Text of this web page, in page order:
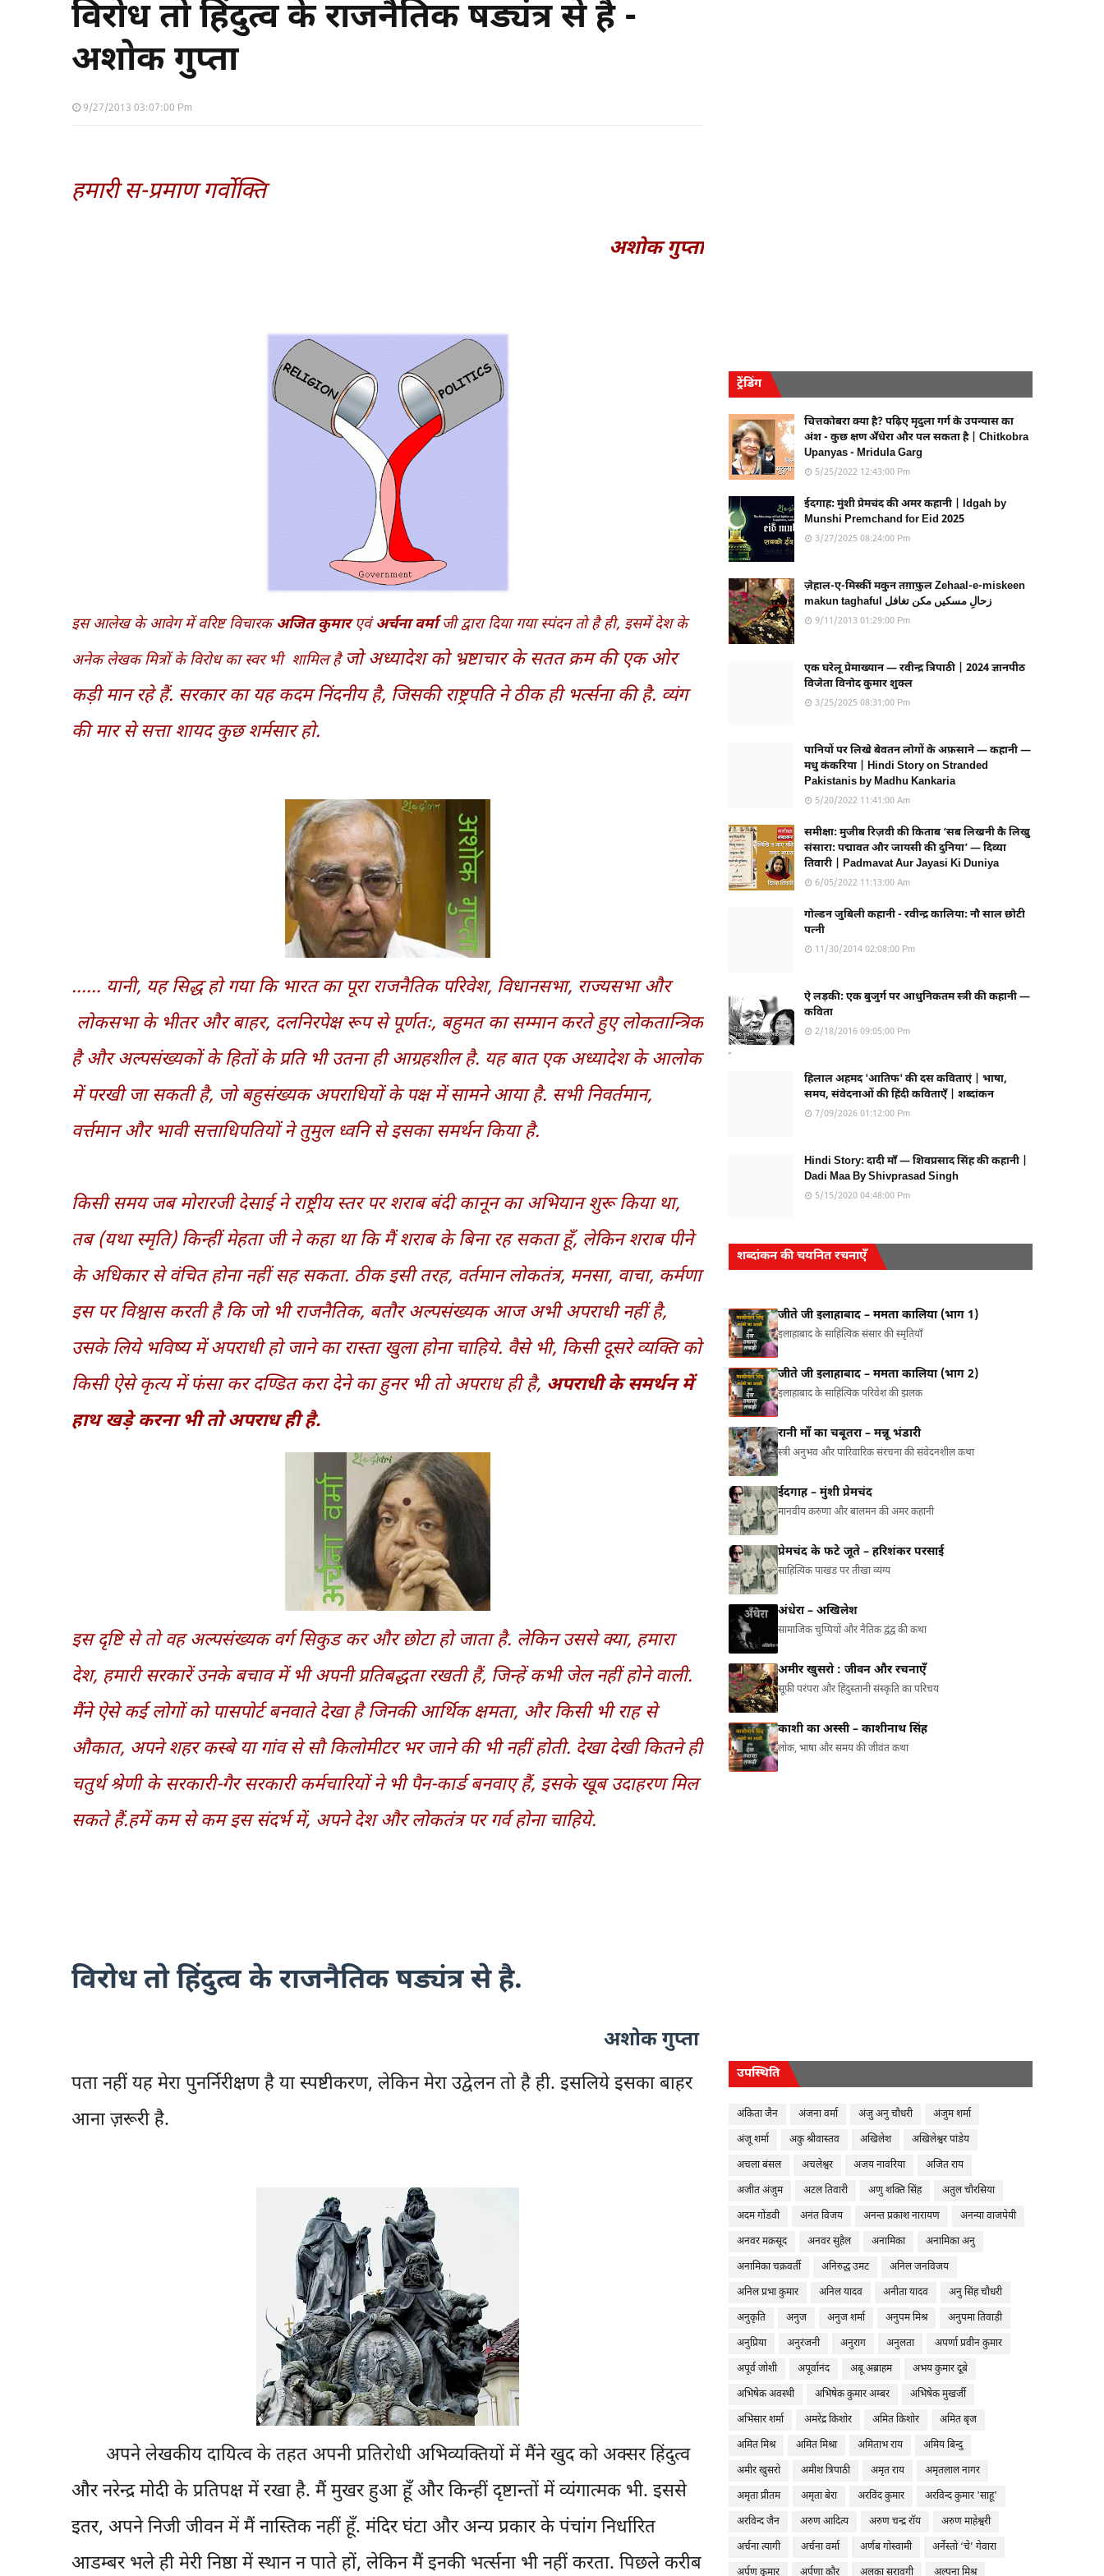
विरोध तो हिंदुत्व के राजनैतिक षड्यंत्र से है -
अशोक गुप्ता
9/27/2013 03:07:00 Pm
हमारी स-प्रमाण गर्वोक्ति
अशोक गुप्ता
इस आलेख के आवेग में वरिष्ट विचारकअजित कुमारएवंअर्चना वर्माजी द्वारा दिया गया स्पंदन तो है ही, इसमें देश के
अनेक लेखक मित्रों के विरोध का स्वर भी शामिल है जो अध्यादेश को भ्रष्टाचार के सतत क्रम की एक ओर
कड़ी मान रहे हैं. सरकार का यह कदम निंदनीय है, जिसकी राष्ट्रपति ने ठीक ही भर्त्सना की है. व्यंग
की मार से सत्ता शायद कुछ शर्मसार हो.
...... यानी, यह सिद्ध हो गया कि भारत का पूरा राजनैतिक परिवेश, विधानसभा, राज्यसभा और
लोकसभा के भीतर और बाहर, दलनिरपेक्ष रूप से पूर्णतः, बहुमत का सम्मान करते हुए लोकतान्त्रिक
है और अल्पसंख्यकों के हितों के प्रति भी उतना ही आग्रहशील है. यह बात एक अध्यादेश के आलोक
में परखी जा सकती है, जो बहुसंख्यक अपराधियों के पक्ष में सामने आया है. सभी निवर्तमान,
वर्त्तमान और भावी सत्ताधिपतियों ने तुमुल ध्वनि से इसका समर्थन किया है.
किसी समय जब मोरारजी देसाई ने राष्ट्रीय स्तर पर शराब बंदी कानून का अभियान शुरू किया था,
तब (यथा स्मृति) किन्हीं मेहता जी ने कहा था कि मैं शराब के बिना रह सकता हूँ, लेकिन शराब पीने
के अधिकार से वंचित होना नहीं सह सकता. ठीक इसी तरह, वर्तमान लोकतंत्र, मनसा, वाचा, कर्मणा
इस पर विश्वास करती है कि जो भी राजनैतिक, बतौर अल्पसंख्यक आज अभी अपराधी नहीं है,
उसके लिये भविष्य में अपराधी हो जाने का रास्ता खुला होना चाहिये. वैसे भी, किसी दूसरे व्यक्ति को
किसी ऐसे कृत्य में फंसा कर दण्डित करा देने का हुनर भी तो अपराध ही है, अपराधी के समर्थन में
हाथ खड़े करना भी तो अपराध ही है.
इस दृष्टि से तो वह अल्पसंख्यक वर्ग सिकुड कर और छोटा हो जाता है. लेकिन उससे क्या, हमारा
देश, हमारी सरकारें उनके बचाव में भी अपनी प्रतिबद्धता रखती हैं, जिन्हें कभी जेल नहीं होने वाली.
मैंने ऐसे कई लोगों को पासपोर्ट बनवाते देखा है जिनकी आर्थिक क्षमता, और किसी भी राह से
औकात, अपने शहर कस्बे या गांव से सौ किलोमीटर भर जाने की भी नहीं होती. देखा देखी कितने ही
चतुर्थ श्रेणी के सरकारी-गैर सरकारी कर्मचारियों ने भी पैन-कार्ड बनवाए हैं, इसके खूब उदाहरण मिल
सकते हैं.हमें कम से कम इस संदर्भ में, अपने देश और लोकतंत्र पर गर्व होना चाहिये.
विरोध तो हिंदुत्व के राजनैतिक षड्यंत्र से है.
अशोक गुप्ता
पता नहीं यह मेरा पुनर्निरीक्षण है या स्पष्टीकरण, लेकिन मेरा उद्वेलन तो है ही. इसलिये इसका बाहर
आना ज़रूरी है.
अपने लेखकीय दायित्व के तहत अपनी प्रतिरोधी अभिव्यक्तियों में मैंने खुद को अक्सर हिंदुत्व
और नरेन्द्र मोदी के प्रतिपक्ष में रखा है. मैं मुखर हुआ हूँ और किन्हीं दृष्टान्तों में व्यंगात्मक भी. इससे
इतर, अपने निजी जीवन में मैं नास्तिक नहीं हूँ. मंदिर घंटा और अन्य प्रकार के पंचांग निर्धारित
आडम्बर भले ही मेरी निष्ठा में स्थान न पाते हों, लेकिन मैं इनकी भर्त्सना भी नहीं करता. पिछले करीब
ट्रेंडिंग
चित्तकोबरा क्या है? पढ़िए मृदुला गर्ग के उपन्यास का
अंश - कुछ क्षण अँधेरा और पल सकता है | Chitkobra
Upanyas - Mridula Garg
5/25/2022 12:43:00 Pm
ईदगाह: मुंशी प्रेमचंद की अमर कहानी | Idgah by
Munshi Premchand for Eid 2025
3/27/2025 08:24:00 Pm
ज़ेहाल-ए-मिस्कीं मकुन तग़ाफ़ुल Zehaal-e-miskeen
makun taghaful زحالِ مسکیں مکن تغافل
9/11/2013 01:29:00 Pm
एक घरेलू प्रेमाख्यान — रवीन्द्र त्रिपाठी | 2024 ज्ञानपीठ
विजेता विनोद कुमार शुक्ल
3/25/2025 08:31:00 Pm
पानियों पर लिखे बेवतन लोगों के अफ़साने — कहानी —
मधु कंकरिया | Hindi Story on Stranded
Pakistanis by Madhu Kankaria
5/20/2022 11:41:00 Am
समीक्षा: मुजीब रिज़वी की किताब ‘सब लिखनी कै लिखु
संसारा: पद्मावत और जायसी की दुनिया’ — दिव्या
तिवारी | Padmavat Aur Jayasi Ki Duniya
6/05/2022 11:13:00 Am
गोल्डन जुबिली कहानी - रवीन्द्र कालिया: नौ साल छोटी
पत्नी
11/30/2014 02:08:00 Pm
ऐ लड़की: एक बुजुर्ग पर आधुनिकतम स्त्री की कहानी —
कविता
2/18/2016 09:05:00 Pm
हिलाल अहमद 'आतिफ' की दस कविताएं | भाषा,
समय, संवेदनाओं की हिंदी कविताएँ | शब्दांकन
7/09/2026 01:12:00 Pm
Hindi Story: दादी माँ — शिवप्रसाद सिंह की कहानी |
Dadi Maa By Shivprasad Singh
5/15/2020 04:48:00 Pm
शब्दांकन की चयनित रचनाएँ
जीते जी इलाहाबाद – ममता कालिया (भाग 1)
इलाहाबाद के साहित्यिक संसार की स्मृतियाँ
जीते जी इलाहाबाद – ममता कालिया (भाग 2)
इलाहाबाद के साहित्यिक परिवेश की झलक
रानी माँ का चबूतरा – मन्नू भंडारी
स्त्री अनुभव और पारिवारिक संरचना की संवेदनशील कथा
ईदगाह – मुंशी प्रेमचंद
मानवीय करुणा और बालमन की अमर कहानी
प्रेमचंद के फटे जूते – हरिशंकर परसाई
साहित्यिक पाखंड पर तीखा व्यंग्य
अंधेरा – अखिलेश
सामाजिक चुप्पियों और नैतिक द्वंद्व की कथा
अमीर खुसरो : जीवन और रचनाएँ
सूफ़ी परंपरा और हिंदुस्तानी संस्कृति का परिचय
काशी का अस्सी – काशीनाथ सिंह
लोक, भाषा और समय की जीवंत कथा
उपस्थिति
अंकिता जैन अंजना वर्मा अंजु अनु चौधरी
अंजुम शर्मा
अंजू शर्मा
अकु श्रीवास्तव अखिलेश
अखिलेश्वर पांडेय
अचला बंसल
अचलेश्वर अजय नावरिया
अजित राय
अजीत अंजुम
अटल तिवारी अणु शक्ति सिंह
अतुल चौरसिया
अदम गोंडवी
अनंत विजय अनन्त प्रकाश नारायण
अनन्या वाजपेयी
अनवर मक़सूद
अनवर सुहैल अनामिका
अनामिका अनु
अनामिका चक्रवर्ती
अनिरुद्ध उमट
अनिल जनविजय
अनिल प्रभा कुमार
अनिल यादव अनीता यादव
अनु सिंह चौधरी
अनुकृति
अनुज अनुज शर्मा अनुपम मिश्र
अनुपमा तिवाड़ी
अनुप्रिया
अनुरंजनी अनुराग अनुलता
अपर्णा प्रवीन कुमार
अपूर्व जोशी
अपूर्वानंद अबू अब्राहम
अभय कुमार दूबे
अभिषेक अवस्थी
अभिषेक कुमार अम्बर
अभिषेक मुखर्जी
अभिसार शर्मा
अमरेंद्र किशोर अमित किशोर
अमित बृज
अमित मिश्र
अमित मिश्रा अमिताभ राय
अमिय बिन्दु
अमीर खुसरो
अमीश त्रिपाठी अमृत राय
अमृतलाल नागर
अमृता प्रीतम
अमृता बेरा अरविंद कुमार
अरविन्द कुमार 'साहू'
अरविन्द जैन
अरुण आदित्य अरुण चन्द्र रॉय
अरुण माहेश्वरी
अर्चना त्यागी
अर्चना वर्मा अर्णब गोस्वामी
अर्नेस्तो ‘चे’ गेवारा
अर्पण कुमार
अर्पणा कौर अलका सरावगी अल्पना मिश्र